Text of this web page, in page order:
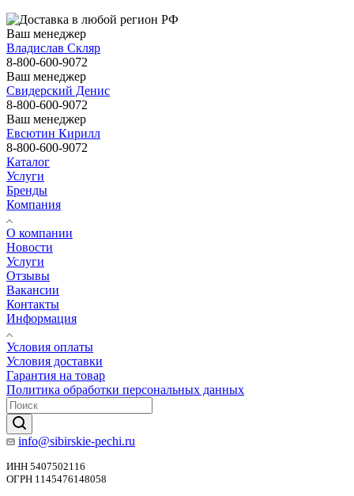
Ваш менеджер
Владислав Скляр
8-800-600-9072
Ваш менеджер
Свидерский Денис
8-800-600-9072
Ваш менеджер
Евсютин Кирилл
8-800-600-9072
Каталог
Услуги
Бренды
Компания
О компании
Новости
Услуги
Отзывы
Вакансии
Контакты
Информация
Условия оплаты
Условия доставки
Гарантия на товар
Политика обработки персональных данных
info@sibirskie-pechi.ru
ИНН 5407502116
ОГРН 1145476148058